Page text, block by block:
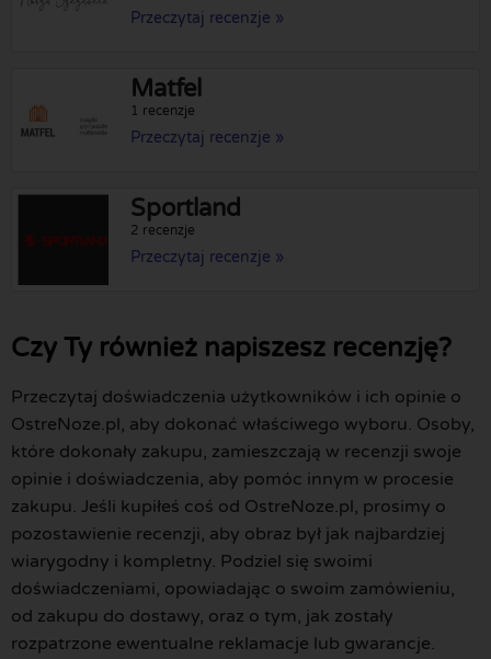
Przeczytaj recenzje »
Matfel
1 recenzje
Przeczytaj recenzje »
Sportland
2 recenzje
Przeczytaj recenzje »
Czy Ty również napiszesz recenzję?
Przeczytaj doświadczenia użytkowników i ich opinie o
OstreNoze.pl, aby dokonać właściwego wyboru. Osoby,
które dokonały zakupu, zamieszczają w recenzji swoje
opinie i doświadczenia, aby pomóc innym w procesie
zakupu. Jeśli kupiłeś coś od OstreNoze.pl, prosimy o
pozostawienie recenzji, aby obraz był jak najbardziej
wiarygodny i kompletny. Podziel się swoimi
doświadczeniami, opowiadając o swoim zamówieniu,
od zakupu do dostawy, oraz o tym, jak zostały
rozpatrzone ewentualne reklamacje lub gwarancje.